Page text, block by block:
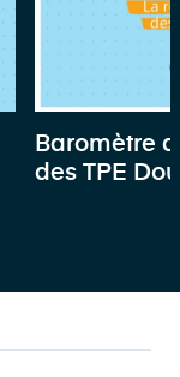
Baromètre
des TPE